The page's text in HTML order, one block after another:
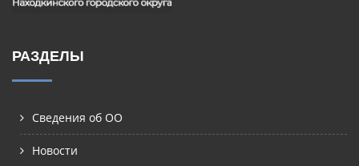
РАЗДЕЛЫ
Сведения об ОО
Новости